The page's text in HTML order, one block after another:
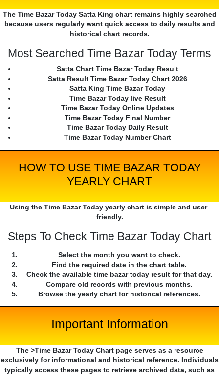
The Time Bazar Today Satta King chart remains highly searched
because users regularly want quick access to daily results and
historical chart records.
Most Searched Time Bazar Today Terms
Satta Chart Time Bazar Today Result
Satta Result Time Bazar Today Chart 2026
Satta King Time Bazar Today
Time Bazar Today live Result
Time Bazar Today Online Updates
Time Bazar Today Final Number
Time Bazar Today Daily Result
Time Bazar Today Number Chart
HOW TO USE TIME BAZAR TODAY
YEARLY CHART
Using the Time Bazar Today yearly chart is simple and user-
friendly.
Steps To Check Time Bazar Today Chart
Select the month you want to check.
Find the required date in the chart table.
Check the available time bazar today result for that day.
Compare old records with previous months.
Browse the yearly chart for historical references.
Important Information
The >Time Bazar Today Chart page serves as a resource
exclusively for informational and historical reference. Individuals
typically access these pages to retrieve archived data, such as